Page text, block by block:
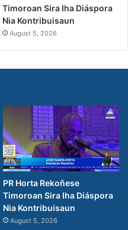
Timoroan Sira Iha Diáspora
Nia Kontribuisaun
August 5, 2026
PR Horta Rekoñese
Timoroan Sira Iha Diáspora
Nia Kontribuisaun
August 5, 2026